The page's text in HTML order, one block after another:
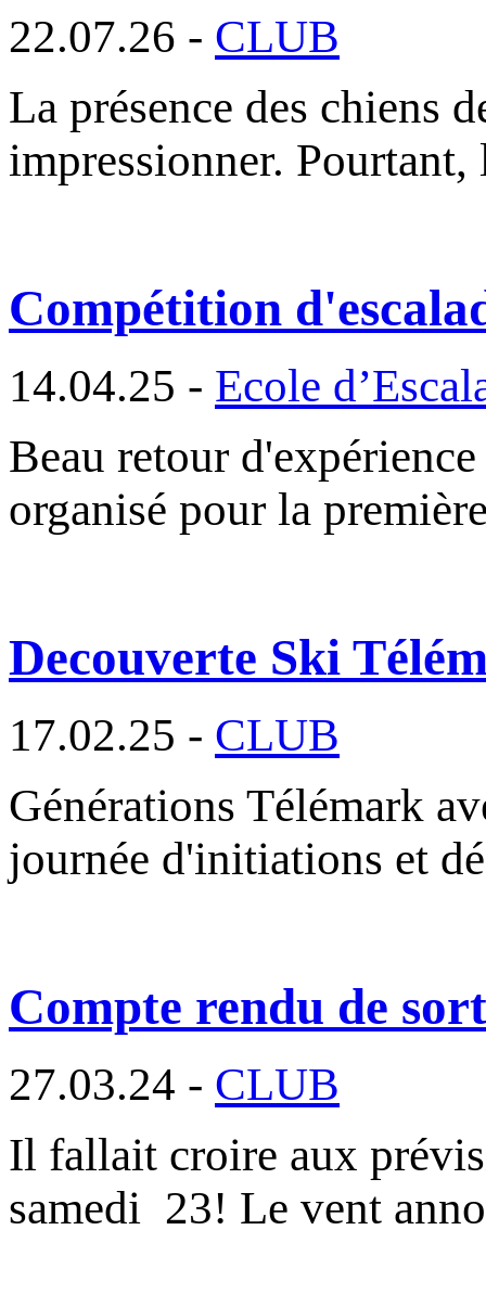
22.07.26 - CLUB
La présence des chiens
impressionner.
Compétition
14.04.25 - Ecole
Beau retour
organisé pour la
Decouverte Ski
17.02.25 - CLUB
Générations Télémark
journée d'initiations et
Compte rendu de
27.03.24 - CLUB
Il fallait croire aux
samedi 23! Le vent